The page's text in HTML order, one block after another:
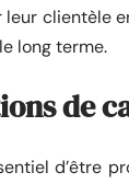
leur clientèle
long terme.
de
d’être